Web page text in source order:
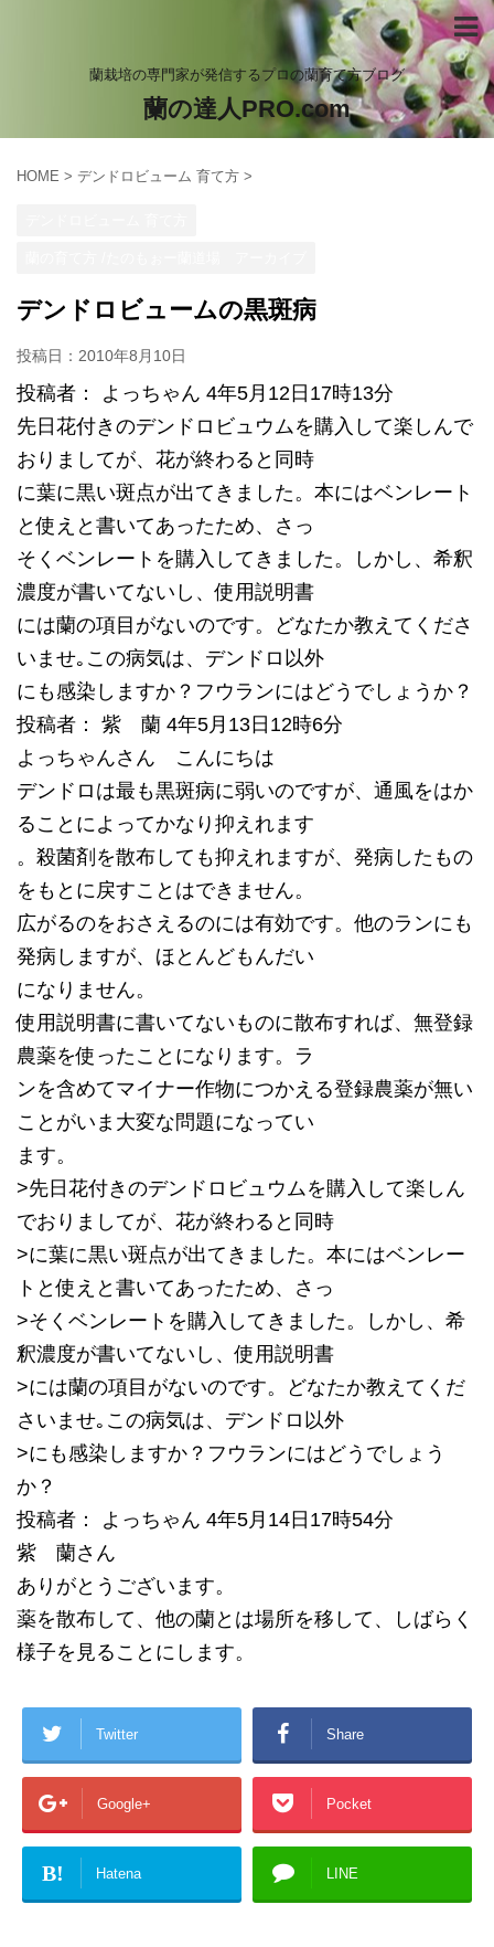
蘭栽培の専門家が発信するプロの蘭育て方ブログ
蘭の達人PRO.com
HOME > デンドロビューム 育て方 >
デンドロビュームの黒斑病
投稿日： 2010年8月10日
投稿者： よっちゃん 4年5月12日17時13分
先日花付きのデンドロビュウムを購入して楽しんで
おりましてが、花が終わると同時
に葉に黒い斑点が出てきました。本にはベンレート
と使えと書いてあったため、さっ
そくベンレートを購入してきました。しかし、希釈
濃度が書いてないし、使用説明書
には蘭の項目がないのです。どなたか教えてくださ
いませ｡この病気は、デンドロ以外
にも感染しますか？フウランにはどうでしょうか？
投稿者： 紫 蘭 4年5月13日12時6分
よっちゃんさん こんにちは
デンドロは最も黒斑病に弱いのですが、通風をはか
ることによってかなり抑えれます
。殺菌剤を散布しても抑えれますが、発病したもの
をもとに戻すことはできません。
広がるのをおさえるのには有効です。他のランにも
発病しますが、ほとんどもんだい
になりません。
使用説明書に書いてないものに散布すれば、無登録
農薬を使ったことになります。ラ
ンを含めてマイナー作物につかえる登録農薬が無い
ことがいま大変な問題になってい
ます。
>先日花付きのデンドロビュウムを購入して楽しん
でおりましてが、花が終わると同時
>に葉に黒い斑点が出てきました。本にはベンレー
トと使えと書いてあったため、さっ
>そくベンレートを購入してきました。しかし、希
釈濃度が書いてないし、使用説明書
>には蘭の項目がないのです。どなたか教えてくだ
さいませ｡この病気は、デンドロ以外
>にも感染しますか？フウランにはどうでしょう
か？
投稿者： よっちゃん 4年5月14日17時54分
紫 蘭さん
ありがとうございます。
薬を散布して、他の蘭とは場所を移して、しばらく
様子を見ることにします。
Twitter Share
Google+ Pocket
B! Hatena LINE